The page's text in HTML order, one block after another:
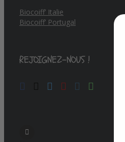
Biocoiff’ Italie
Biocoiff’ Portugal
REJOIGNEZ-NOUS !